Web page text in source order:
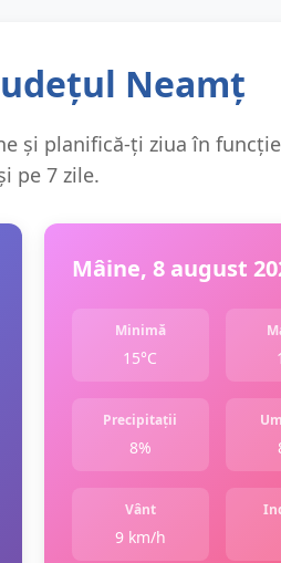
Neamț
și planifică-ți ziua în
pe 7 zile.
Mâine, 8 august
Minimă
15°C
Precipitații
8%
Vânt
9 km/h